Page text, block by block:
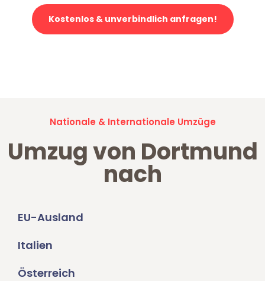
Kostenlos & unverbindlich anfragen!
Nationale & Internationale Umzüge
Umzug von Dortmund
nach
EU-Ausland
Italien
Österreich